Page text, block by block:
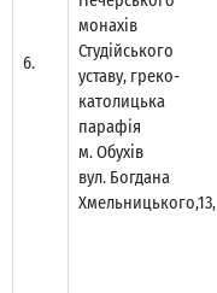
6.
монахів
Студійського
уставу, греко-
католицька
парафія
м. Обухів
вул. Богдана
Хмельницького,13,